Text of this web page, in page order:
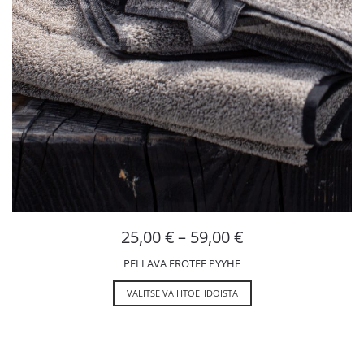
25,00€– 59,00€
PELLAVA FROTEE PYYHE
VALITSE VAIHTOEHDOISTA